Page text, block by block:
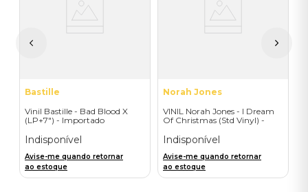
Bastille
Vinil Bastille - Bad Blood X
(LP+7") - Importado
Indisponível
Avise-me quando retornar
ao estoque
Norah Jones
VINIL Norah Jones - I Dream
Of Christmas (Std Vinyl) -
Indisponível
Avise-me quando retornar
ao estoque